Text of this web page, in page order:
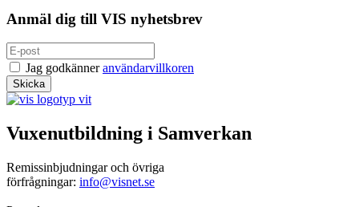
Anmäl dig till VIS nyhetsbrev
Jag godkänneranvändarvillkoren
Vuxenutbildning i Samverkan
Remissinbjudningar och övriga
förfrågningar: info@visnet.se